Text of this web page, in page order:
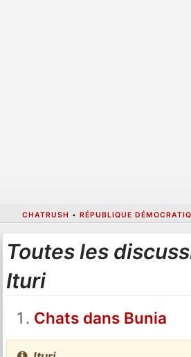
CHATRUSH • RÉPUBLIQUE
Toutes les
Ituri
Chats dans Bunia